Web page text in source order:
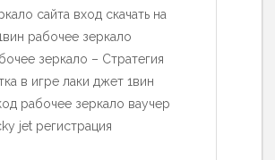
сайта вход скачать на
рабочее зеркало
зеркало – Стратегия
в игре лаки джет 1вин
рабочее зеркало ваучер
jet регистрация